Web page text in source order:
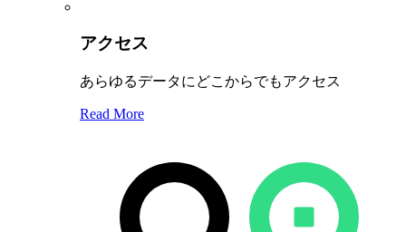
アクセス
あらゆるデータにどこからでもアクセス
Read More